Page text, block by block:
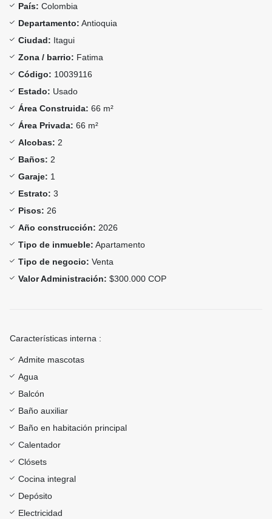
País: Colombia
Departamento: Antioquia
Ciudad: Itagui
Zona / barrio: Fatima
Código: 10039116
Estado: Usado
Área Construida: 66 m²
Área Privada: 66 m²
Alcobas: 2
Baños: 2
Garaje: 1
Estrato: 3
Pisos: 26
Año construcción: 2026
Tipo de inmueble: Apartamento
Tipo de negocio: Venta
Valor Administración: $300.000 COP
Características interna :
Admite mascotas
Agua
Balcón
Baño auxiliar
Baño en habitación principal
Calentador
Clósets
Cocina integral
Depósito
Electricidad